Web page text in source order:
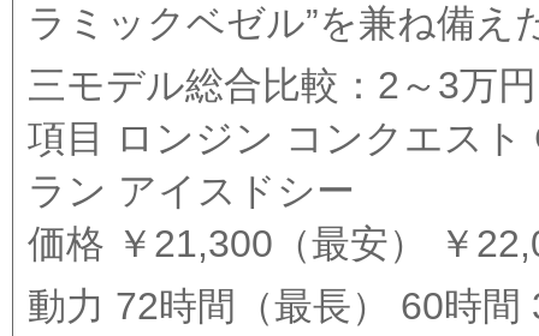
ラミックベゼル”を兼ね備え
三モデル総合比較：2～3万
項目 ロンジン コンクエス
ラン アイスドシー
価格 ￥21,300（最安） ￥
動力 72時間（最長） 60時間